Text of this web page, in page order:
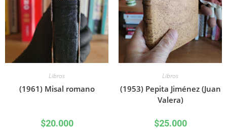
Libros
(1961) Misal romano
$20.000
Libros
(1953) Pepita Jiménez (Juan
Valera)
$25.000